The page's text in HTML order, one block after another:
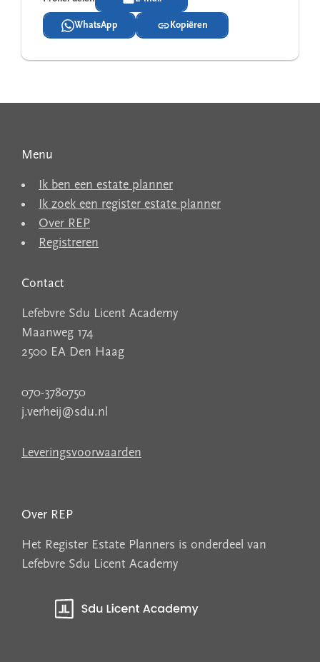
WhatsApp Kopiëren
Menu
Ik ben een estate planner
Ik zoek een register estate planner
Over REP
Registreren
Contact
Lefebvre Sdu Licent Academy
Maanweg 174
2500 EA Den Haag
070-3780750
j.verheij@sdu.nl
Leveringsvoorwaarden
Over REP
Het Register Estate Planners is onderdeel van
Lefebvre Sdu Licent Academy